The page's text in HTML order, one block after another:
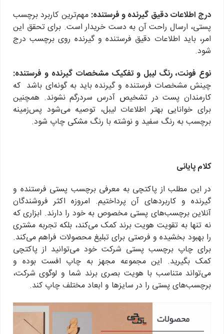
درج اطلاعات دقیق گیرنده و فرستنده: مهم‌ترین کاربرد برچسب
پستی، ارسال راحت آن به دست خریدار است. برای تحقق این
امر، باید اطلاعات دقیق فرستنده و گیرنده روی برچسب درج
شود.
نوع فونت، رنگ لیبل و تفکیک مشخصات گیرنده و فرستنده:
چینش مشخصات فرستنده و گیرنده باید به گونه‌ای باشد که
کارمندان پست در تشخیص آدرس سردرگم نشوند. همچنین
برای خوانایی بهتر اطلاعات لیبل، توصیه می‌شود پس‌زمینه
برچسب به رنگ سفید و نوشته با رنگ مشکی چاپ شود.
کلام پایانی
در این مطلب از پاکتچی به معرفی برچسب پستی فرستنده و
گیرنده و کاربردهای آن پرداختیم. امروزه اکثر فروشندگان
آنلاین برچسب‌های پستی مخصوص به خود را دارند. ابزاری که
نه تنها به تقویت هویت برند کمک می‌کند، بلکه تجربه مشتری
را بهبود بخشیده و فرصتی برای تبلیغ محصولات فراهم می‌کند.
برای چاپ برچسب پستی شرکت خود می‌توانید از پاکتچی
کمک بگیرید. این مجموعه مجهز به چاپ افست بوده و
می‌تواند متناسب با هویت بصری برند شما و لوگوی شرکت،
برچسب‌های پستی را در سایزها و ابعاد مختلف چاپ کند.